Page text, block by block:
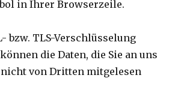
in Ihrer Browserzeile.
bzw. TLS-Verschlüsselung
die Daten, die Sie an uns
von Dritten mitgelesen